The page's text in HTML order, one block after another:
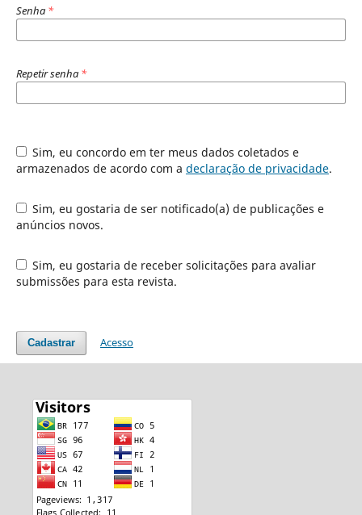
Senha *
Repetir senha *
Sim, eu concordo em ter meus dados coletados e
armazenados de acordo com a declaração de privacidade.
Sim, eu gostaria de ser notificado(a) de publicações e
anúncios novos.
Sim, eu gostaria de receber solicitações para avaliar
submissões para esta revista.
Cadastrar Acesso